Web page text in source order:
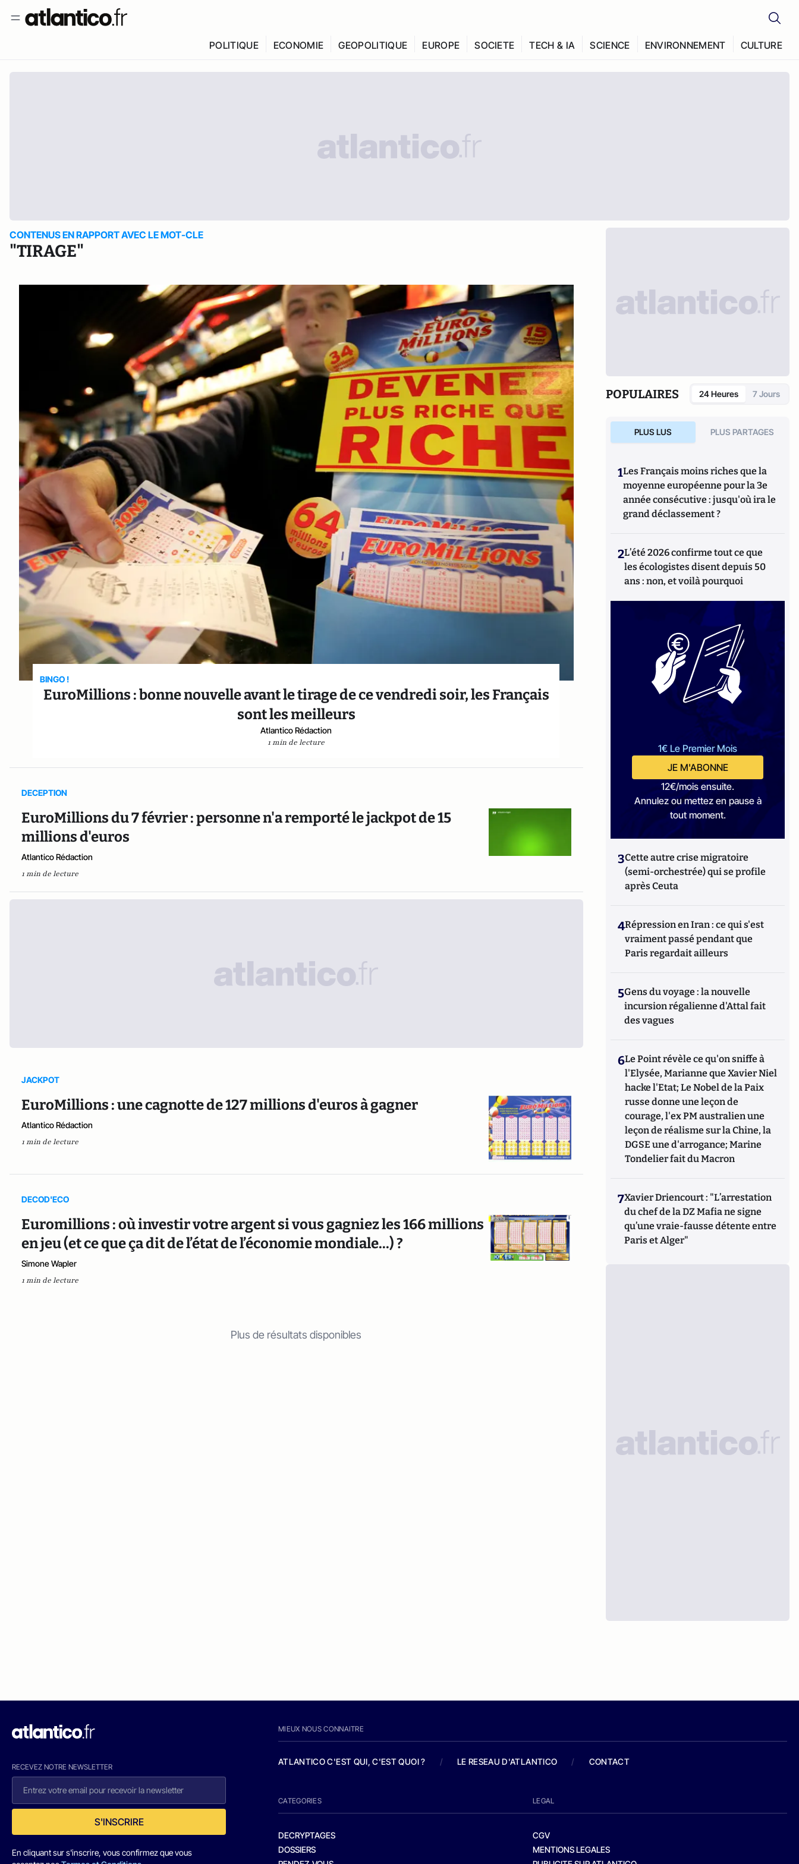
POLITIQUE ECONOMIE GEOPOLITIQUE EUROPE SOCIETE TECH & IA SCIENCE ENVIRONNEMENT CULTURE
CONTENUS EN RAPPORT AVEC LE MOT-CLE
"TIRAGE"
BINGO !
EuroMillions : bonne nouvelle avant le tirage de ce vendredi soir, les Français
sont les meilleurs
Atlantico Rédaction
1 min de lecture
DECEPTION
EuroMillions du 7 février : personne n'a remporté le jackpot de 15
millions d'euros
Atlantico Rédaction
1 min de lecture
JACKPOT
EuroMillions : une cagnotte de 127 millions d'euros à gagner
Atlantico Rédaction
1 min de lecture
DECOD'ECO
Euromillions : où investir votre argent si vous gagniez les 166 millions
en jeu (et ce que ça dit de l’état de l’économie mondiale...) ?
Simone Wapler
1 min de lecture
Plus de résultats disponibles
POPULAIRES 24 Heures 7 Jours
PLUS LUS PLUS PARTAGES
1Les Français moins riches que la
moyenne européenne pour la 3e
année consécutive : jusqu'où ira le
grand déclassement ?
2L’été 2026 confirme tout ce que
les écologistes disent depuis 50
ans : non, et voilà pourquoi
1€ Le Premier Mois
JE M'ABONNE
12€/mois ensuite.
Annulez ou mettez en pause à
tout moment.
3Cette autre crise migratoire
(semi-orchestrée) qui se profile
après Ceuta
4Répression en Iran : ce qui s'est
vraiment passé pendant que
Paris regardait ailleurs
5Gens du voyage : la nouvelle
incursion régalienne d'Attal fait
des vagues
6Le Point révèle ce qu'on sniffe à
l'Elysée, Marianne que Xavier Niel
hacke l'Etat; Le Nobel de la Paix
russe donne une leçon de
courage, l'ex PM australien une
leçon de réalisme sur la Chine, la
DGSE une d'arrogance; Marine
Tondelier fait du Macron
7Xavier Driencourt : "L’arrestation
du chef de la DZ Mafia ne signe
qu’une vraie-fausse détente entre
Paris et Alger"
RECEVEZ NOTRE NEWSLETTER
S'INSCRIRE
En cliquant sur s'inscrire, vous confirmez que vous
MIEUX NOUS CONNAITRE
ATLANTICO C'EST QUI, C'EST QUOI ? / LE RESEAU D'ATLANTICO / CONTACT
CATEGORIES
DECRYPTAGES
DOSSIERS
LEGAL
CGV
MENTIONS LEGALES